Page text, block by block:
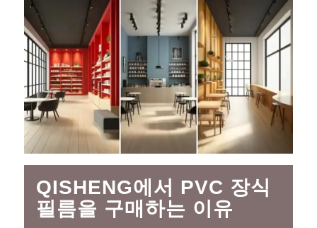
QISHENG에서 PVC 장식
필름을 구매하는 이유